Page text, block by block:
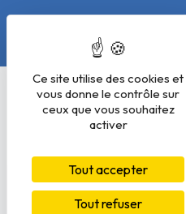
Ce site utilise des cookies et
vous donne le contrôle sur
ceux que vous souhaitez
activer
Tout accepter
Tout refuser